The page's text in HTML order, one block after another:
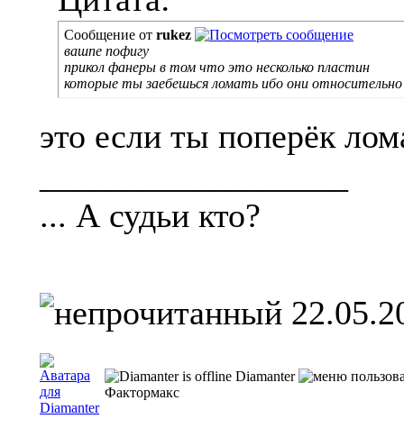
Сообщение от rukez
вашпе пофигу
прикол фанеры в том что это несколько пластин
которые ты заебешься ломать ибо они
это если ты поперёк
... А судьи кто?
Diamanter
Фактормакс